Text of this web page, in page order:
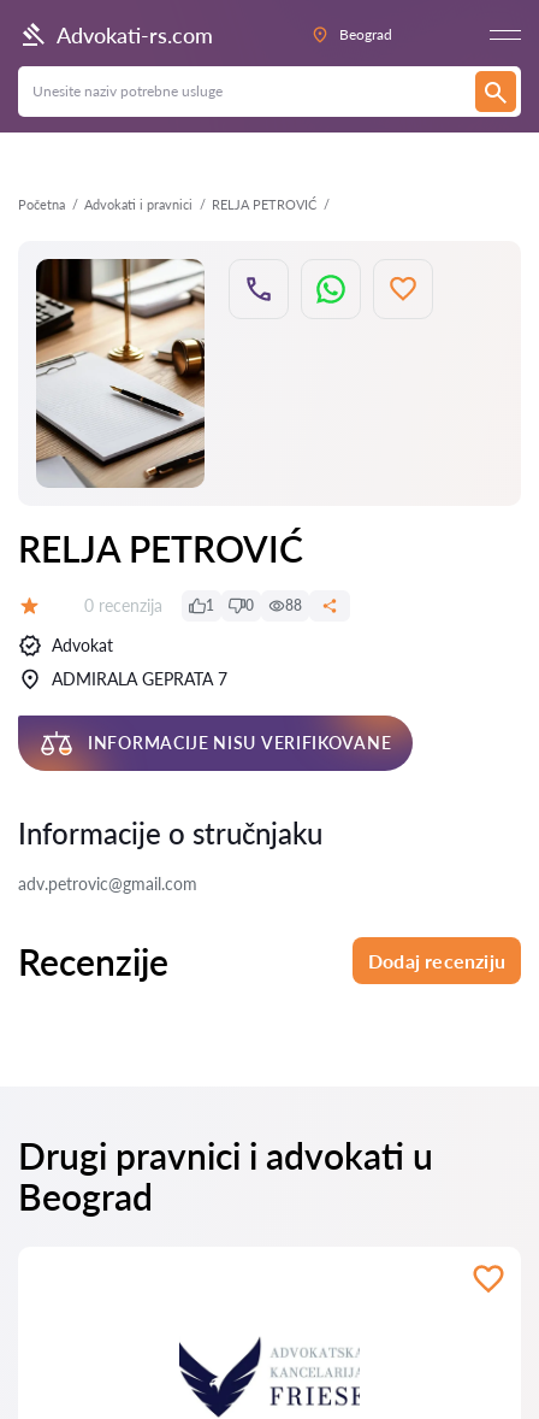
Advokati-rs.com Beograd
Početna Advokati i pravnici RELJA PETROVIĆ
Nazad
RELJA PETROVIĆ
Recenzija:
0 recenzija 1 0 88
Advokat
ADMIRALA GEPRATA 7
INFORMACIJE NISU VERIFIKOVANE
Informacije o stručnjaku
adv.petrovic@gmail.com
Recenzije Dodaj recenziju
Drugi pravnici i advokati u
Beograd